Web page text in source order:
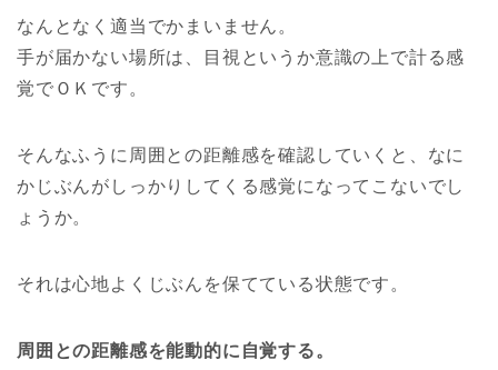
なんとなく適当でかまいません。
手が届かない場所は、目視というか意識の上で計る感
覚でＯＫです。
そんなふうに周囲との距離感を確認していくと、なに
かじぶんがしっかりしてくる感覚になってこないでし
ょうか。
それは心地よくじぶんを保てている状態です。
周囲との距離感を能動的に自覚する。